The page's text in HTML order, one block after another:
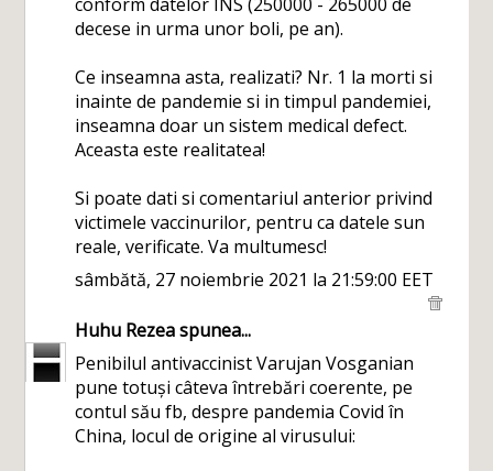
decese in urma unor boli, pe an).
Ce inseamna asta, realizati? Nr. 1 la morti si
inainte de pandemie si in timpul pandemiei,
inseamna doar un sistem medical defect.
Aceasta este realitatea!
Si poate dati si comentariul anterior privind
victimele vaccinurilor, pentru ca datele sun
reale, verificate. Va multumesc!
sâmbătă, 27 noiembrie 2021 la 21:59:00 EET
Huhu Rezeaspunea...
Penibilul antivaccinist Varujan Vosganian
pune totuși câteva întrebări coerente, pe
contul său fb, despre pandemia Covid în
China, locul de origine al virusului: